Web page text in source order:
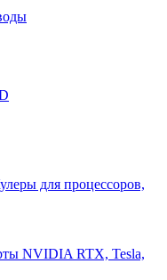
для процессоров,
NVIDIA RTX, Tesla,